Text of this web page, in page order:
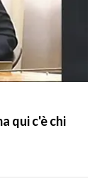
qui c'è chi